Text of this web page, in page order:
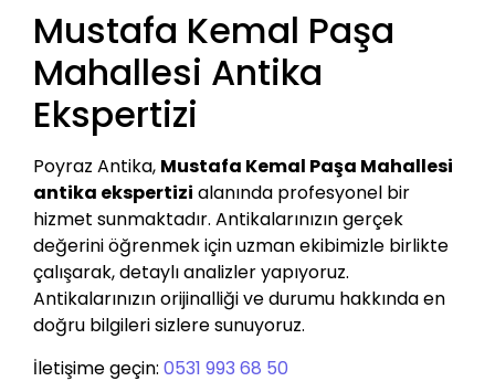
Mustafa Kemal Paşa
Mahallesi Antika
Ekspertizi
Poyraz Antika, Mustafa Kemal Paşa Mahallesi
antika ekspertizi alanında profesyonel bir
hizmet sunmaktadır. Antikalarınızın gerçek
değerini öğrenmek için uzman ekibimizle birlikte
çalışarak, detaylı analizler yapıyoruz.
Antikalarınızın orijinalliği ve durumu hakkında en
doğru bilgileri sizlere sunuyoruz.
İletişime geçin: 0531 993 68 50